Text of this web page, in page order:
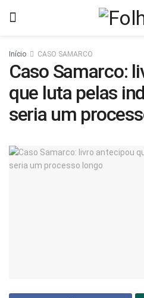
Início CASO SAMARCO
Caso Samarco:
que luta pelas
seria um